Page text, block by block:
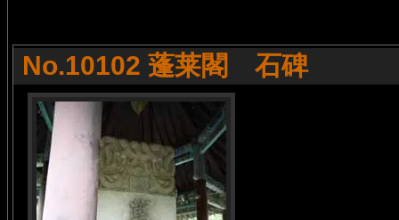
No.10102 蓬莱閣 石碑